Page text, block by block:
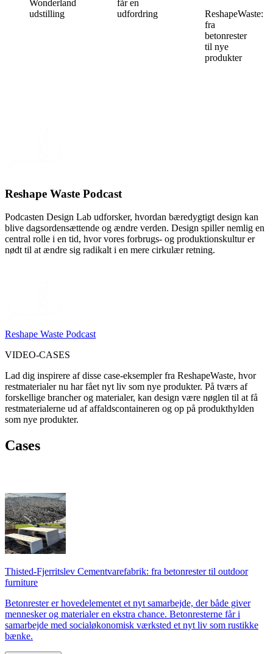
Wonderland
udstilling
får en
udfordring
ReshapeWaste:
fra
betonrester
til nye
produkter
Reshape Waste Podcast
Podcasten Design Lab udforsker, hvordan bæredygtigt design kan
blive dagsordensættende og ændre verden. Design spiller nemlig en
central rolle i en tid, hvor vores forbrugs- og produktionskultur er
nødt til at ændre sig radikalt i en mere cirkulær retning.
Reshape Waste Podcast
VIDEO-CASES
Lad dig inspirere af disse case-eksempler fra ReshapeWaste, hvor
restmaterialer nu har fået nyt liv som nye produkter. På tværs af
forskellige brancher og materialer, kan design være nøglen til at få
restmaterialerne ud af affaldscontaineren og op på produkthylden
som nye produkter.
Cases
Thisted-Fjerritslev Cementvarefabrik: fra betonrester til outdoor
furniture
Betonrester er hovedelementet et nyt samarbejde, der både giver
mennesker og materialer en ekstra chance. Betonresterne får i
samarbejde med socialøkonomisk værksted et nyt liv som rustikke
bænke.